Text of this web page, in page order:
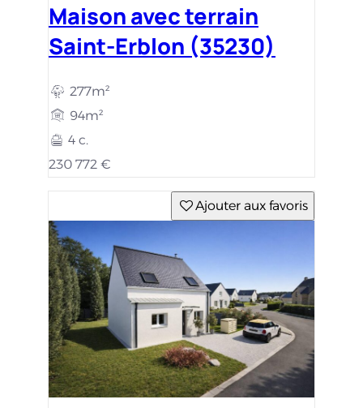
Maison avec terrain
Saint-Erblon (35230)
277m²
94m²
4 c.
230 772 €
Ajouter aux favoris